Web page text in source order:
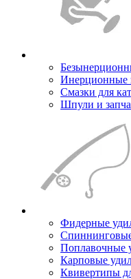
Инерционные
Смазки для
Шпули и
Фидерные
Поплавочные
Карповые
Квивертипы